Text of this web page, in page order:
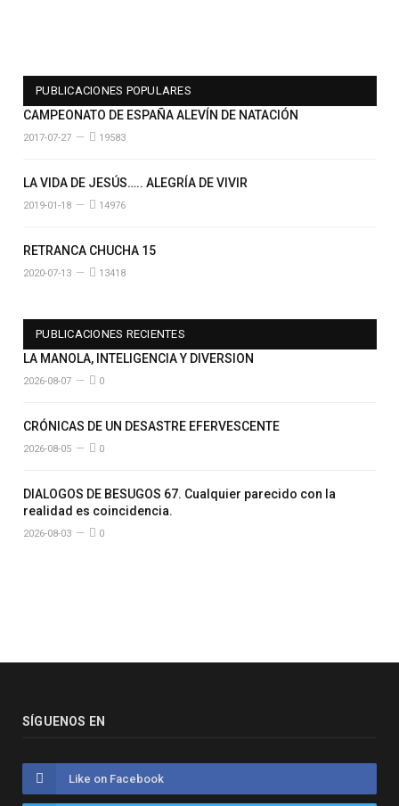
PUBLICACIONES POPULARES
CAMPEONATO DE ESPAÑA ALEVÍN DE NATACIÓN
2017-07-27 19583
LA VIDA DE JESÚS….. ALEGRÍA DE VIVIR
2019-01-18 14976
RETRANCA CHUCHA 15
2020-07-13 13418
PUBLICACIONES RECIENTES
LA MANOLA, INTELIGENCIA Y DIVERSION
2026-08-07 0
CRÓNICAS DE UN DESASTRE EFERVESCENTE
2026-08-05 0
DIALOGOS DE BESUGOS 67. Cualquier parecido con la
realidad es coincidencia.
2026-08-03 0
SÍGUENOS EN
Like on Facebook